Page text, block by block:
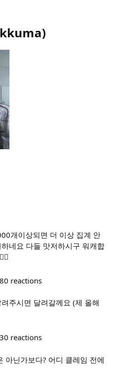
)
개이상되면 더 이상 집계 안
네요 다들 맛저하시구 워캐합
reactions
주시면 달려갈께요 (제 올해
reactions
아닌가보다? 어디 클레임 전에